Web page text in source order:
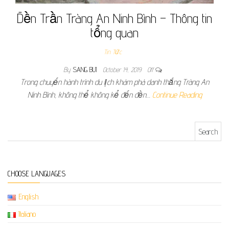
Đền Trần Tràng An Ninh Bình – Thông tin
tổng quan
Tin Tức
By SANG BUI October 14, 2019 Off
Trong chuyến hành trình du lịch khám phá danh thắng Tràng An
Ninh Bình, không thể không kể đến đền… Continue Reading
CHOOSE LANGUAGES
English
Italiano